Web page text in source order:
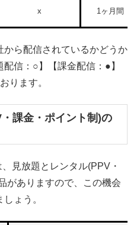
x 1ヶ月間
から配信されているかどうか
信：○】【課金配信：●】
ります。
課金・ポイント制)の
見放題とレンタル(PPV・
がありますので、この機会
ょう。